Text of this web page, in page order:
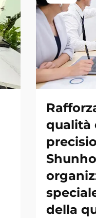
qualità
della